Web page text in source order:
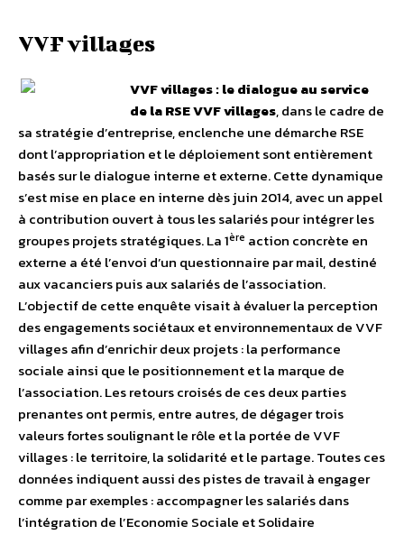
VVF villages
VVF villages : le dialogue au service
de la RSEVVF villages, dans le cadre de
sa stratégie d’entreprise, enclenche une démarche RSE
dont l’appropriation et le déploiement sont entièrement
basés sur le dialogue interne et externe. Cette dynamique
s’est mise en place en interne dès juin 2014, avec un appel
à contribution ouvert à tous les salariés pour intégrer les
groupes projets stratégiques. La 1ère action concrète en
externe a été l’envoi d’un questionnaire par mail, destiné
aux vacanciers puis aux salariés de l’association.
L’objectif de cette enquête visait à évaluer la perception
des engagements sociétaux et environnementaux de VVF
villages afin d’enrichir deux projets : la performance
sociale ainsi que le positionnement et la marque de
l’association. Les retours croisés de ces deux parties
prenantes ont permis, entre autres, de dégager trois
valeurs fortes soulignant le rôle et la portée de VVF
villages : le territoire, la solidarité et le partage. Toutes ces
données indiquent aussi des pistes de travail à engager
comme par exemples : accompagner les salariés dans
l’intégration de l’Economie Sociale et Solidaire